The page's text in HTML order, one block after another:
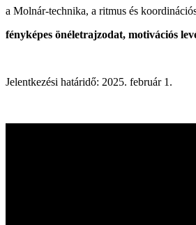
a Molnár-technika, a ritmus és
fényképes önéletrajzodat, motivációs
Jelentkezési határidő: 2025. február 1.